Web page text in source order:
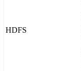
HDFS